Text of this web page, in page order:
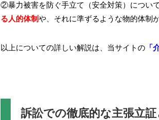
②暴力被害を防ぐ手立て（安全対策）につい
る人的体制や、それに準ずるような物的体制
以上についての詳しい解説は、当サイトの 「
訴訟での徹底的な主張立